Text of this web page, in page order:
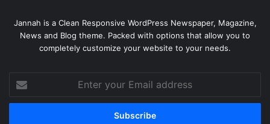
Jannah is a Clean Responsive WordPress Newspaper, Magazine,
News and Blog theme. Packed with options that allow you to
completely customize your website to your needs.
your
Email